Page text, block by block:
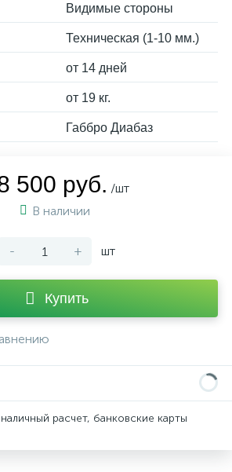
Видимые стороны
Техническая (1-10 мм.)
от 14 дней
от 19 кг.
Габбро Диабаз
500 руб. /шт
В наличии
- + шт
Купить
расчет, банковские карты